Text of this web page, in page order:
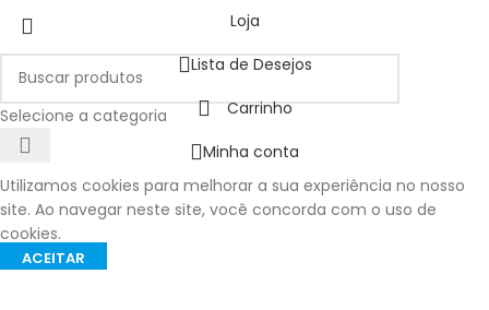
Selecione a categoria
Loja
Lista de Desejos
Carrinho
Minha conta
Utilizamos cookies para melhorar a sua experiência no nosso
site. Ao navegar neste site, você concorda com o uso de
cookies.
ACEITAR